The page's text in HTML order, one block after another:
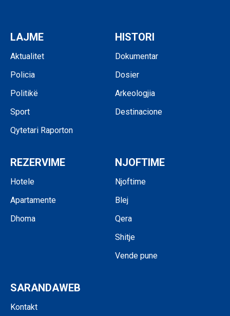
LAJME
Aktualitet
Policia
Politikë
Sport
Qytetari Raporton
HISTORI
Dokumentar
Dosier
Arkeologjia
Destinacione
REZERVIME
Hotele
Apartamente
Dhoma
NJOFTIME
Njoftime
Blej
Qera
Shitje
Vende pune
SARANDAWEB
Kontakt